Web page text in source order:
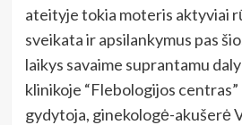
ateityje tokia moteris aktyviai
sveikata ir apsilankymus pas
laikys savaime suprantamu
klinikoje “Flebologijos
gydytoja, ginekologė-akušerė